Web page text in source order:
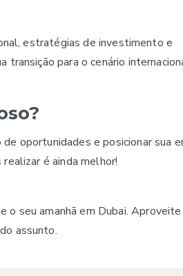
estratégias de investimento e
transição para o cenário
oportunidades e posicionar sua
é ainda melhor!
o seu amanhã em Dubai. Aproveite
assunto.